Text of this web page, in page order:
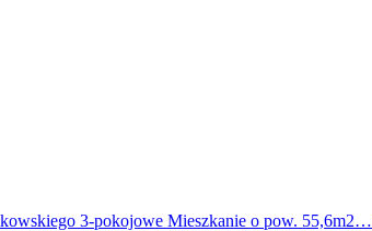
3-pokojowe Mieszkanie o pow. 55,6m2…